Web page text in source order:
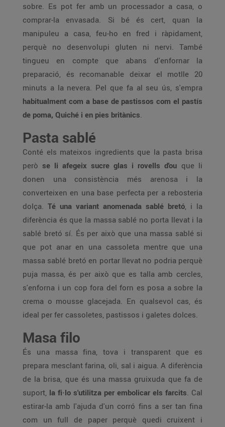
sobre. Es pot fer amb un processador a casa, o
comprar-la envasada. Si bé és cert, quan la
manipuleu a casa, feu-ho en fred i ràpidament,
perquè no desenvolupi gluten ni nervi. També
tingueu en compte que abans d'enfornar la
preparació, és recomanable deixar el motlle 20
minuts a la nevera. Pel que fa al seu ús, s'empra
habitualment com a base de pastissos com el pastís
de poma, Quiché i en pies britànics.
Pasta sablé
Conté els mateixos ingredients que la pasta brisa
però se li afegeix sucre glas i rovells d'ou que li
donen una consistència més arenosa i la
converteixen en una base perfecta per a rebosteria
dolça. Té una variant anomenada sablé bretó, i la
diferència és que la massa sablé no porta llevat i la
sablé bretó sí. És per això que una massa sablé si
que pot anar en una cassoleta mentre que una
massa sablé bretó en portar llevat no podria perquè
puja massa, és per això que es talla amb cercles,
s'enforna i un cop fora del forn es posa a sobre la
crema o mousse glacejada. En qualsevol cas, és
ideal per fer cassoletes, pastissos i galetes dolces.
Masa filo
És una massa fina, tova i transparent que es
prepara mesclant farina, oli, sal i aigua. A diferència
de la brisa, que és una massa gruixuda que fa de
suport, la fi·lo s'utilitza per embolicar els farcits. Cal
estirar-la amb l'ajuda d'un corró fins a ser tan fina
com un full de paper perquè quedi cruixent i